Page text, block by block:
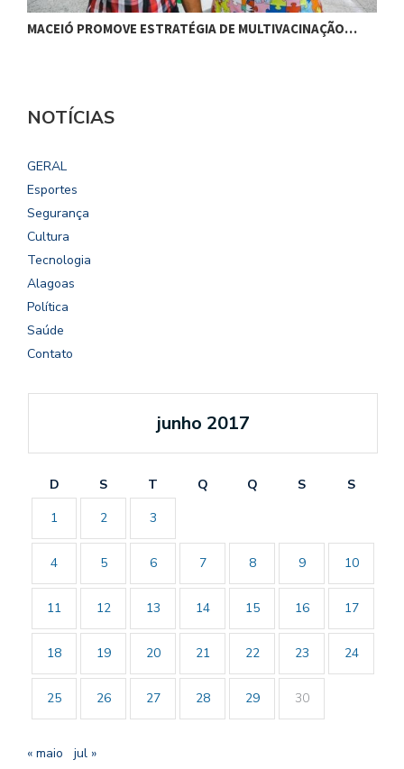
SANGUE DA RAPOSA MOBILIZA COMUNIDADE…
NOTÍCIAS
GERAL
Esportes
Segurança
Cultura
Tecnologia
Alagoas
Política
Saúde
Contato
junho 2017
D S T Q Q S
S
1
2 3
4 5 6 7 8 9 10
11 12 13 14 15 16 17
18 19 20 21 22 23 24
25 26 27 28 29 30
« maio jul »